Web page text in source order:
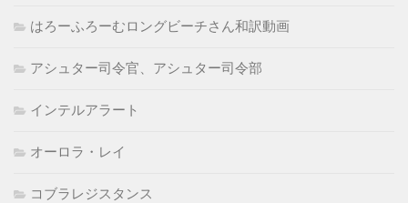
はろーふろーむロングビーチさん和訳動画
アシュター司令官、アシュター司令部
インテルアラート
オーロラ・レイ
コブラレジスタンス